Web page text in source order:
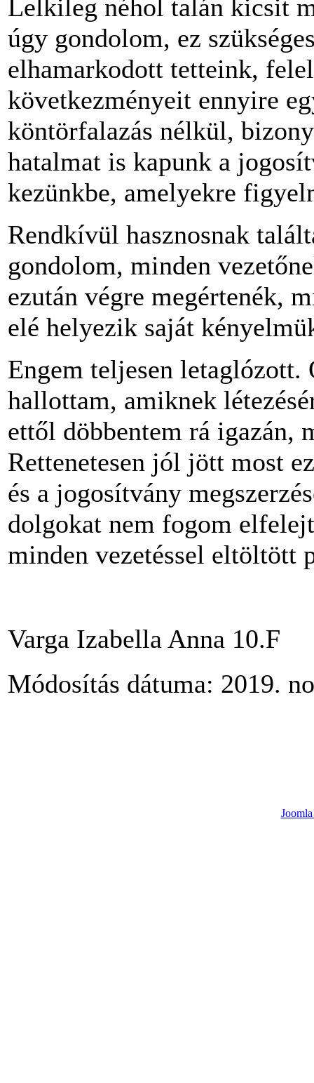
Lelkileg néhol talán kicsit
úgy gondolom, ez
elhamarkodott tetteink,
következményeit ennyire
köntörfalazás nélkül,
hatalmat is kapunk a
kezünkbe, amelyekre
Rendkívül hasznosnak
gondolom, minden
ezután végre megértenék,
elé helyezik saját
Engem teljesen
hallottam, amiknek
ettől döbbentem rá igazán,
Rettenetesen jól jött most
és a jogosítvány
dolgokat nem fogom
minden vezetéssel eltöltött
Varga Izabella Anna 10.F
Módosítás dátuma: 2019.